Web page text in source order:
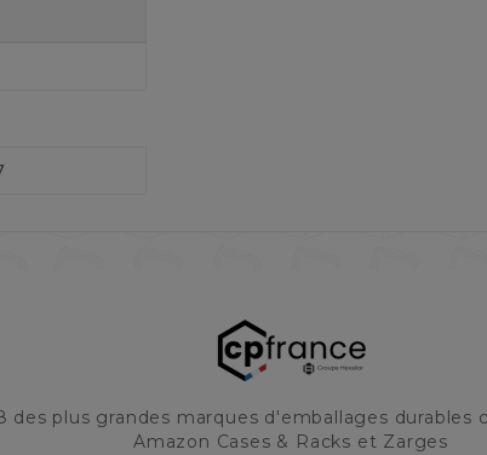
des plus grandes marques d'emballages durables
Amazon Cases & Racks et Zarges